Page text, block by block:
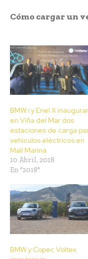
Cómo cargar un
BMW i y Enel X
en Viña del Mar dos
estaciones de carga
vehículos eléctricos en
Mall Marina
10 Abril, 2018
En "2018"
BMW y Copec Voltex